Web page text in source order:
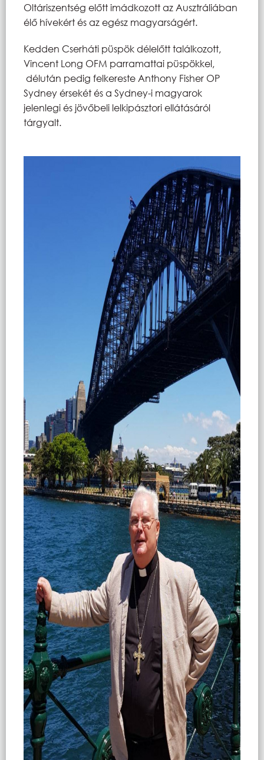
Oltáriszentség előtt imádkozott az Ausztráliában
élő hívekért és az egész magyarságért.
Kedden Cserháti püspök délelőtt találkozott,
Vincent Long OFM parramattai püspökkel,
délután pedig felkereste Anthony Fisher OP
Sydney érsekét és a Sydney-i magyarok
jelenlegi és jövőbeli lelkipásztori ellátásáról
tárgyalt.